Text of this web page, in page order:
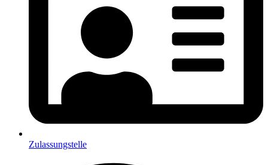
Zulassungstelle